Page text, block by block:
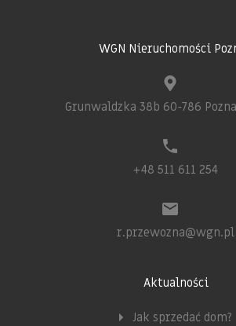
WGN Nieruchomości
Grunwaldzka 38b 60-786
+48 511 611 254
r.przewozna@wgn.pl
Aktualności
Jak sprzedać dom?